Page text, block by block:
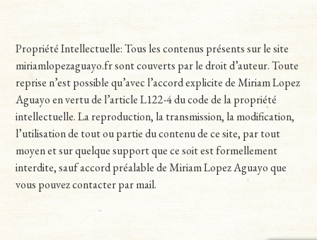
Propriété Intellectuelle: Tous les contenus présents sur le site
miriamlopezaguayo.fr sont couverts par le droit d’auteur. Toute
reprise n’est possible qu’avec l’accord explicite de Miriam Lopez
Aguayo en vertu de l’article L122-4 du code de la propriété
intellectuelle. La reproduction, la transmission, la modification,
l’utilisation de tout ou partie du contenu de ce site, par tout
moyen et sur quelque support que ce soit est formellement
interdite, sauf accord préalable de Miriam Lopez Aguayo que
vous pouvez contacter par mail.